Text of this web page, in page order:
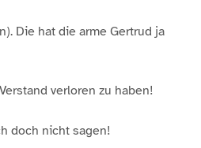
Die hat die arme Gertrud ja
verloren zu haben!
doch nicht sagen!